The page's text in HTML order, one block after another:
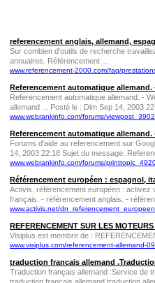
referencement anglais, allemand,
Sur combien d'outils de recherche
annuaires. Référencement ...
www.referencement-2000.com/faq/
Referencement automatique allemand.
Referencement automatique allemand. -
allemand ... Posté le : Dim Sep 14, 2003
www.webrankinfo.com/forums/
Referencement automatique allemand.
Forums d'aide au referencement sur
14, 2003 22:18 Sujet du message:
www.webrankinfo.com/forums/
Référencement européen : espagnol,
Activis, référencement européen : activez
français. - référencement anglais. -
www.activis.net/dn_referencement_europeen
REFERENCEMENT SUR LES
Visiplus est membre de :
www.visiplus.com/referencement-allemand-
traduction francais allemand
Traduction français allemand :Service de